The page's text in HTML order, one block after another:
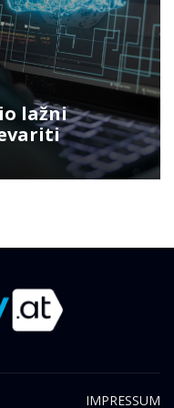
lažni
IMPRESSUM